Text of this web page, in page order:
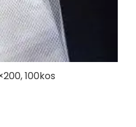
100kos